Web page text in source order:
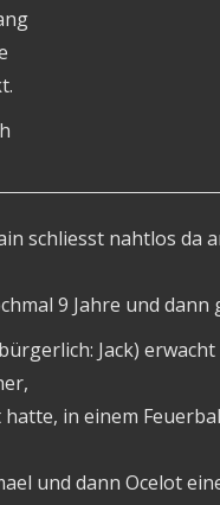
schliesst nahtlos da
9 Jahre und
Jack)
in einem
und dann Ocelot